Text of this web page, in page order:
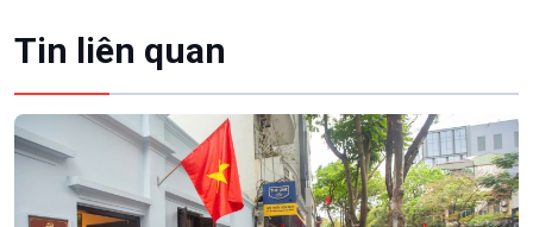
Tin liên quan